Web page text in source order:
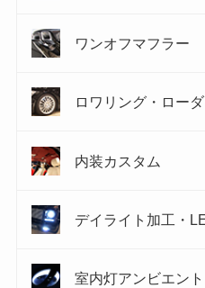
ワンオフマフラー
ロワリング・ロー
内装カスタム
デイライト加工・
室内灯アンビエント